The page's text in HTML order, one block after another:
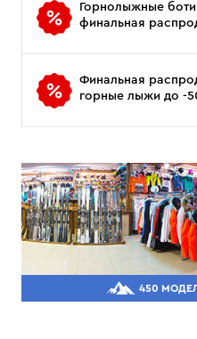
Горнолыжные
финальная
Финальная
горные лыжи до -
450